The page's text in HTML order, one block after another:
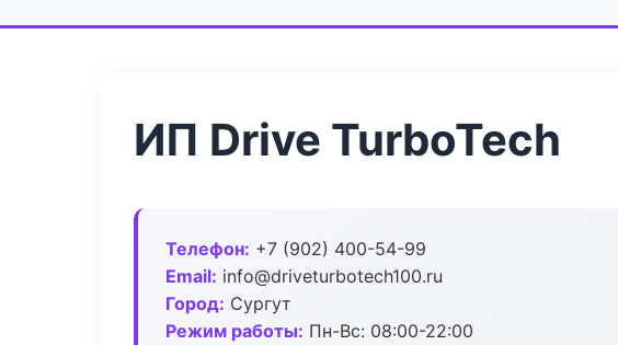
ИП Drive TurboTech
Телефон: +7 (902) 400-54-99
Email: info@driveturbotech100.ru
Город: Сургут
Режим работы: Пн-Вс: 08:00-22:00